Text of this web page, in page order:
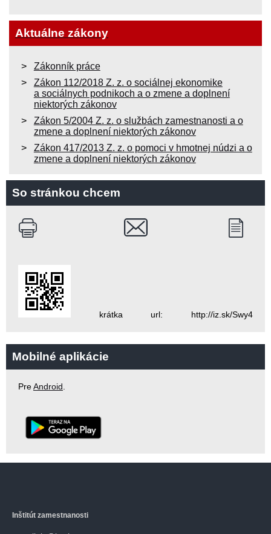
Aktuálne zákony
Zákonník práce
Zákon 112/2018 Z. z. o sociálnej ekonomike
a sociálnych podnikoch a o zmene a doplnení
niektorých zákonov
Zákon 5/2004 Z. z. o službách zamestnanosti a o
zmene a doplnení niektorých zákonov
Zákon 417/2013 Z. z. o pomoci v hmotnej núdzi a o
zmene a doplnení niektorých zákonov
So stránkou chcem
krátka url: http://iz.sk/Swy4
Mobilné aplikácie
PreAndroid
Inštitút zamestnanosti